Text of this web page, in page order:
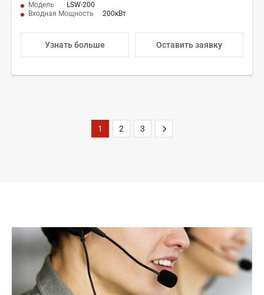
Модель
LSW-200
Входная Мощность
200кВт
Узнать больше Оставить заявку
1 2 3